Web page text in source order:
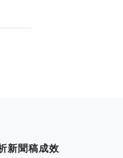
新聞稿成效